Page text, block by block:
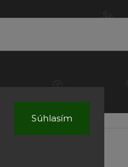
Súhlasím